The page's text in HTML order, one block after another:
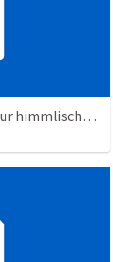
Gemeinsam unterwegs zur himmlischen Gemeinde! (2)